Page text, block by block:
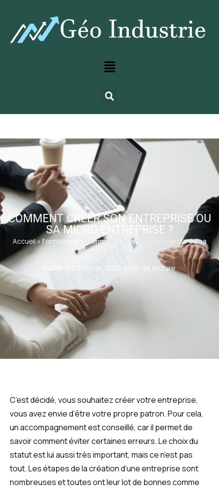
COMMENT CRÉER SON ENTREPRISE OU
SA MICRO-ENTREPRISE ?
Accueil»Formations
Comment créer son entreprise ou sa
micro-entreprise ?
Publié le 23 février 2022 4 min de lecture
C’est décidé, vous souhaitez créer votre entreprise,
vous avez envie d’être votre propre patron. Pour cela,
un accompagnement est conseillé, car il permet de
savoir comment éviter certaines erreurs. Le choix du
statut est lui aussi très important, mais ce n’est pas
tout. Les étapes de la création d’une entreprise sont
nombreuses et toutes ont leur lot de bonnes comme